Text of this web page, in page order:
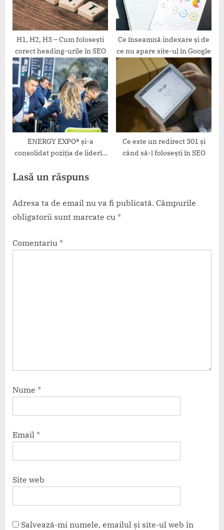
H1, H2, H3 – Cum folosești
corect heading-urile în SEO
Ce înseamnă indexare și de
ce nu apare site-ul în Google
ENERGY EXPO® și-a
consolidat poziția de liderîn
energie din Europa de Sud-
Ce este un redirect 301 și
când să-l folosești în SEO
Lasă un răspuns
Adresa ta de email nu va fi publicată. Câmpurile
obligatorii sunt marcate cu *
Comentariu *
Nume *
Email *
Site web
Salvează-mi numele, emailul și site-ul web în